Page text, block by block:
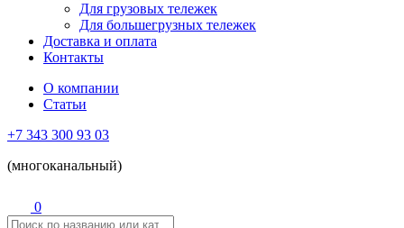
Для грузовых тележек
Для большегрузных тележек
Доставка и оплата
Контакты
О компании
Статьи
+7 343 300 93 03
(многоканальный)
0